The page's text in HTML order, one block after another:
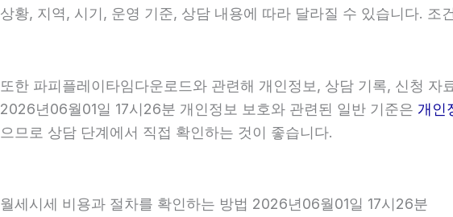
상황, 지역, 시기, 운영 기준, 상담 내용에 따라 달라질 수 있습니다.
또한 파피플레이타임다운로드와 관련해 개인정보, 상담 기록, 신청
2026년06월01일 17시26분 개인정보 보호와 관련된 일반 기준은 개인
으므로 상담 단계에서 직접 확인하는 것이 좋습니다.
월세시세 비용과 절차를 확인하는 방법 2026년06월01일 17시26분